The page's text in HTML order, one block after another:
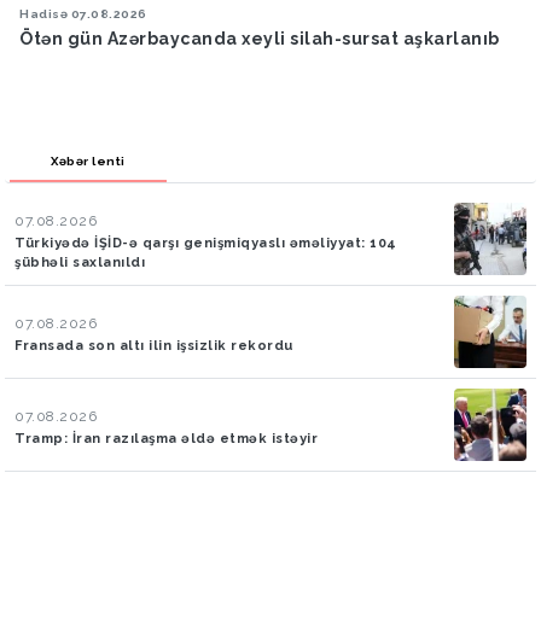
Hadisə 07.08.2026
Ötən gün Azərbaycanda xeyli silah-sursat aşkarlanıb
Xəbər lenti
07.08.2026
Türkiyədə İŞİD-ə qarşı genişmiqyaslı əməliyyat: 104
şübhəli saxlanıldı
07.08.2026
Fransada son altı ilin işsizlik rekordu
07.08.2026
Tramp: İran razılaşma əldə etmək istəyir